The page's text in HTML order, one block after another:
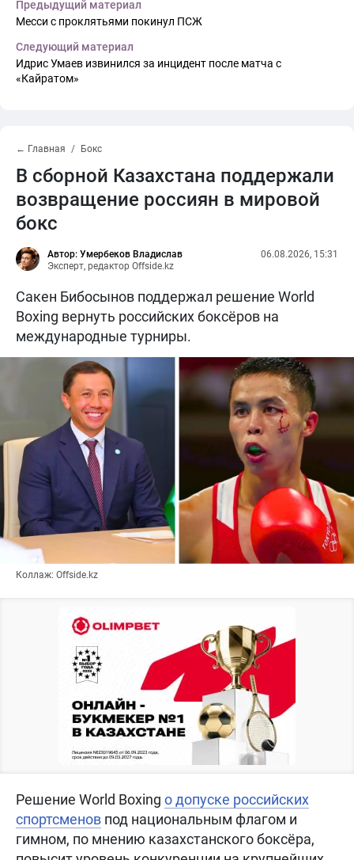
Предыдущий материал
Месси с проклятьями покинул ПСЖ
Следующий материал
Идрис Умаев извинился за инцидент после матча с
«Кайратом»
← Главная Бокс
В сборной Казахстана поддержали
возвращение россиян в мировой
бокс
Автор: Умербеков Владислав
Эксперт, редактор Offside.kz
06.08.2026, 15:31
Сакен Бибосынов поддержал решение World
Boxing вернуть российских боксёров на
международные турниры.
Коллаж: Offside.kz
Решение World Boxing о допуске российских
спортсменов под национальным флагом и
гимном, по мнению казахстанского боксёра,